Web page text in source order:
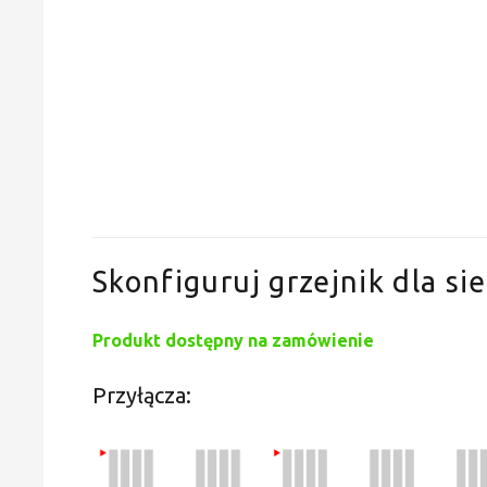
Skonfiguruj grzejnik dla
Produkt dostępny na zamówienie
Przyłącza: